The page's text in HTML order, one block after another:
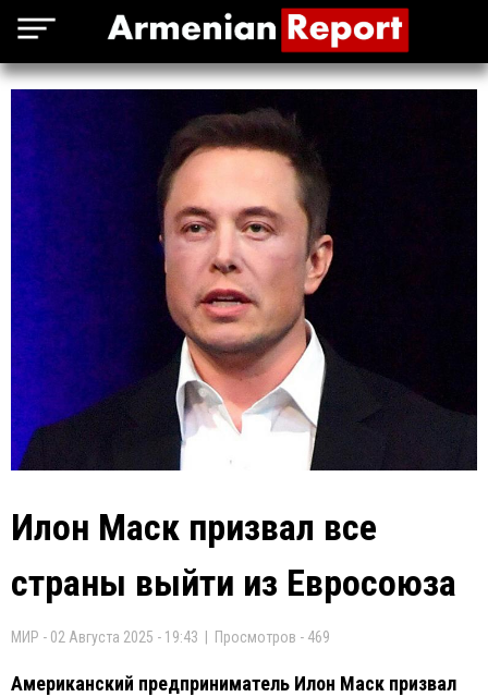
Илон Маск призвал все
страны выйти из Евросоюза
МИР - 02 Августа 2025 - 19:43 | Просмотров - 469
Американский предприниматель Илон Маск призвал